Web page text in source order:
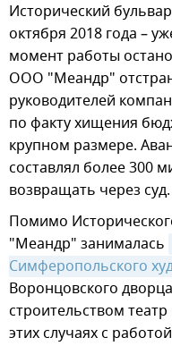
Исторический
октября 2018 года –
момент работы
ООО "Меандр"
руководителей
по факту хищения
крупном размере.
составлял более 300
возвращать через суд.
Помимо
"Меандр" занималась
Симферопольского
Воронцовского
строительством
этих случаях с работой